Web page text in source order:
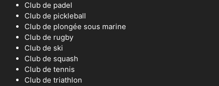
Club de padel
Club de pickleball
Club de plongée sous marine
Club de rugby
Club de ski
Club de squash
Club de tennis
Club de triathlon